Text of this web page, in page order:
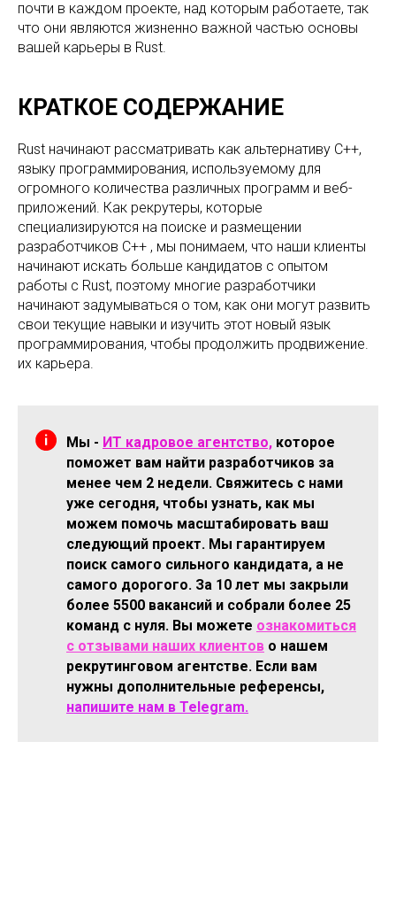
почти в каждом проекте, над которым работаете, так
что они являются жизненно важной частью основы
вашей карьеры в Rust.
КРАТКОЕ СОДЕРЖАНИЕ
Rust начинают рассматривать как альтернативу C++,
языку программирования, используемому для
огромного количества различных программ и веб-
приложений. Как рекрутеры, которые
специализируются на поиске и размещении
разработчиков C++ , мы понимаем, что наши клиенты
начинают искать больше кандидатов с опытом
работы с Rust, поэтому многие разработчики
начинают задумываться о том, как они могут развить
свои текущие навыки и изучить этот новый язык
программирования, чтобы продолжить продвижение.
их карьера.
Мы - ИТ кадровое агентство, которое
поможет вам найти разработчиков за
менее чем 2 недели. Свяжитесь с нами
уже сегодня, чтобы узнать, как мы
можем помочь масштабировать ваш
следующий проект. Мы гарантируем
поиск самого сильного кандидата, а не
самого дорогого. За 10 лет мы закрыли
более 5500 вакансий и собрали более 25
команд с нуля. Вы можете ознакомиться
с отзывами наших клиентов о нашем
рекрутинговом агентстве. Если вам
нужны дополнительные референсы,
напишите нам в Telegram.